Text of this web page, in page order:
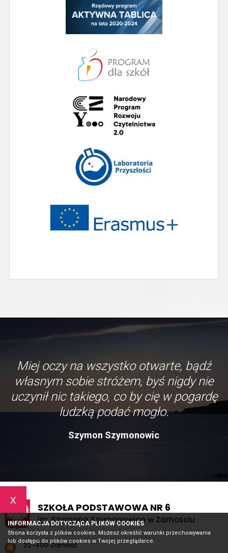
x
INFORMACJA DOTYCZĄCA PLIKÓW COOKIES
Strona korzysta z plików cookies. Możesz określić warunki przechowywania
lub dostępu do plików cookies w Twojej przeglądarce.
Miej oczy na wszystko otwarte, bądź
własnym sobie stróżem, byś nigdy nie
uczynił nic takiego, co by cię w pogardę
ludzką podać mogło.
Szymon Szymonowic
SZKOŁA PODSTAWOWA NR 6
im. Szymona Szymonowica w Zamościu
Adres pocztowy:
22-400 Zamość